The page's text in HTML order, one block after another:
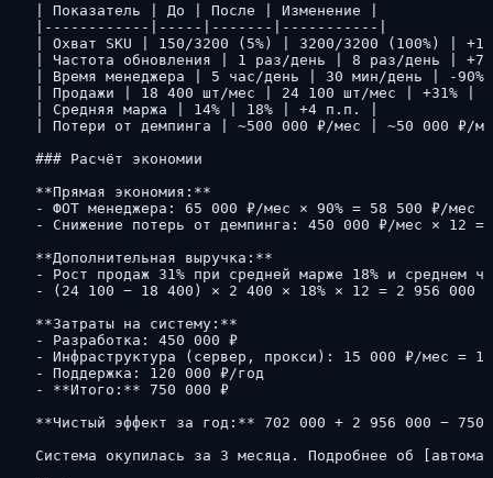
| Показатель | До | После | Изменение |
|------------|-----|-------|-----------|
| Охват SKU | 150/3200 (5%) | 3200/3200 (100%) |
| Частота обновления | 1 раз/день | 8 раз/день |
| Время менеджера | 5 час/день | 30 мин/день | -
| Продажи | 18 400 шт/мес | 24 100 шт/мес | +31% |
| Средняя маржа | 14% | 18% | +4 п.п. |
| Потери от демпинга | ~500 000 ₽/мес | ~50 000 ₽/
### Расчёт экономии
**Прямая экономия:**
- ФОТ менеджера: 65 000 ₽/мес × 90% = 58 500 ₽/мес
- Снижение потерь от демпинга: 450 000 ₽/мес × 12
**Дополнительная выручка:**
- Рост продаж 31% при средней марже 18% и среднем
- (24 100 − 18 400) × 2 400 × 18% × 12 = 2 956 000
**Затраты на систему:**
- Разработка: 450 000 ₽
- Инфраструктура (сервер, прокси): 15 000 ₽/мес =
- Поддержка: 120 000 ₽/год
- **Итого:** 750 000 ₽
**Чистый эффект за год:** 702 000 + 2 956 000 −
Система окупилась за 3 месяца. Подробнее об